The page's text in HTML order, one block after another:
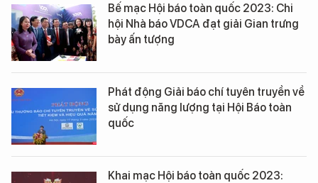
Bế mạc Hội báo toàn quốc 2023: Chi
hội Nhà báo VDCA đạt giải Gian trưng
bày ấn tượng
Phát động Giải báo chí tuyên truyền về
sử dụng năng lượng tại Hội Báo toàn
quốc
Khai mạc Hội báo toàn quốc 2023: